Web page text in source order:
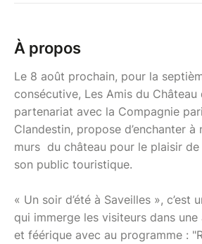
À propos
Le 8 août prochain, pour la
consécutive, Les Amis du Château
partenariat avec la Compagnie
Clandestin, propose d’enchanter à
murs du château pour le plaisir
son public touristique.
« Un soir d’été à Saveilles », c’est
qui immerge les visiteurs dans
et féérique avec au programme :